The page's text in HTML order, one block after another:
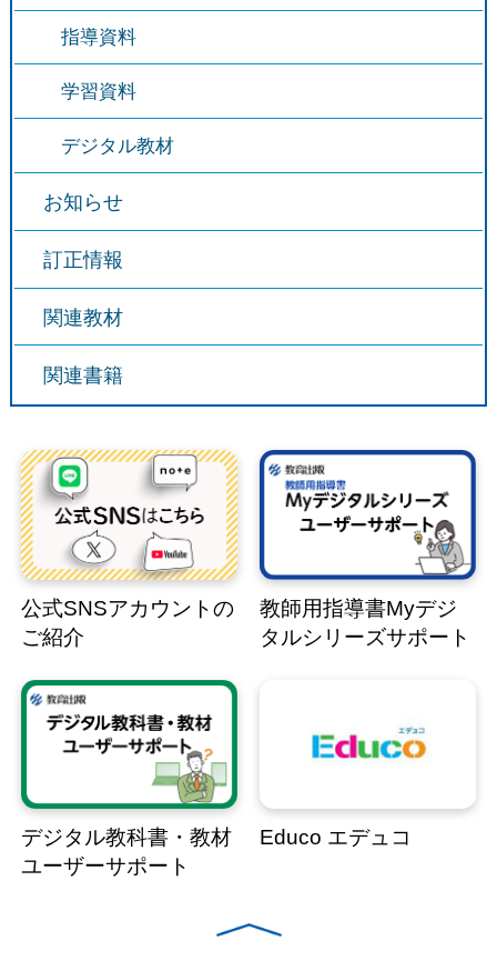
指導資料
学習資料
デジタル教材
お知らせ
訂正情報
関連教材
関連書籍
公式SNSアカウントの
ご紹介
教師用指導書Myデジ
タルシリーズサポート
デジタル教科書・教材
ユーザーサポート
Educo エデュコ